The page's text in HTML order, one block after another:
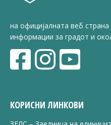
на официјалната веб
информации за градот и
КОРИСНИ ЛИНКОВИ